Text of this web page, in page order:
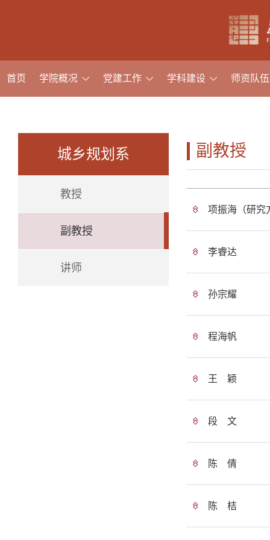
首页 学院概况 党建工作 学科建设 师资队伍
城乡规划系
教授
副教授
讲师
副教授
项振海（研究
李睿达
孙宗耀
程海帆
王 颖
段 文
陈 倩
陈 桔